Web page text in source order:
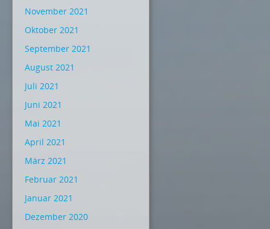
November 2021
Oktober 2021
September 2021
August 2021
Juli 2021
Juni 2021
Mai 2021
April 2021
März 2021
Februar 2021
Januar 2021
Dezember 2020